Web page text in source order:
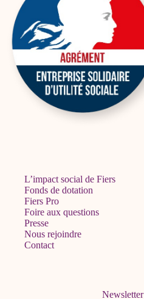
L’impact social de Fiers
Fonds de dotation
Fiers Pro
Foire aux questions
Presse
Nous rejoindre
Contact
Newsletter